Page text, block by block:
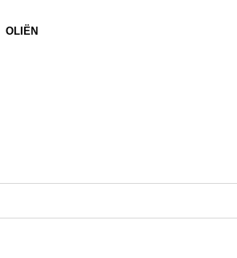
OLIËN